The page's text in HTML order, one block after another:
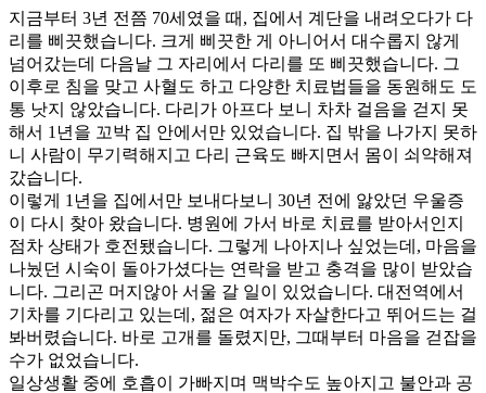
지금부터 3년 전쯤 70세였을 때, 집에서 계단을 내려오다가 다
리를 삐끗했습니다. 크게 삐끗한 게 아니어서 대수롭지 않게
넘어갔는데 다음날 그 자리에서 다리를 또 삐끗했습니다. 그
이후로 침을 맞고 사혈도 하고 다양한 치료법들을 동원해도 도
통 낫지 않았습니다. 다리가 아프다 보니 차차 걸음을 걷지 못
해서 1년을 꼬박 집 안에서만 있었습니다. 집 밖을 나가지 못하
니 사람이 무기력해지고 다리 근육도 빠지면서 몸이 쇠약해져
갔습니다.
이렇게 1년을 집에서만 보내다보니 30년 전에 앓았던 우울증
이 다시 찾아 왔습니다. 병원에 가서 바로 치료를 받아서인지
점차 상태가 호전됐습니다. 그렇게 나아지나 싶었는데, 마음을
나눴던 시숙이 돌아가셨다는 연락을 받고 충격을 많이 받았습
니다. 그리곤 머지않아 서울 갈 일이 있었습니다. 대전역에서
기차를 기다리고 있는데, 젊은 여자가 자살한다고 뛰어드는 걸
봐버렸습니다. 바로 고개를 돌렸지만, 그때부터 마음을 걷잡을
수가 없었습니다.
일상생활 중에 호흡이 가빠지며 맥박수도 높아지고 불안과 공